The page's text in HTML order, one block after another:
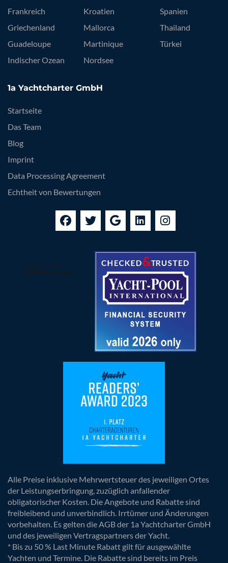
Frankreich
Griechenland
Guadeloupe
Indischer Ozean
Kroatien
Mallorca
Martinique
Nordsee
Spanien
Thailand
Türkei
1a Yachtcharter GmbH
Startseite
Das Team
Blog
Imprint
Data Processing Agreement
Echtheit von Bewertungen
Alle Preise inklusive Mehrwertsteuer des jeweiligen Ortes
der Leistungserbringung, zuzüglich anfallender
obligatorischer Kosten. Die Angebote und Rabatte sind
freibleibend und unverbindlich. Irrtümer und Änderungen
vorbehalten. Es gelten die AGB der 1a Yachtcharter GmbH
und des jeweiligen Vertragspartners der Yacht.
* Bis zu 50 % Last Minute Rabatt gilt für ausgewählte
Yachten und Termine. Die Rabatte sind bereits im Preis